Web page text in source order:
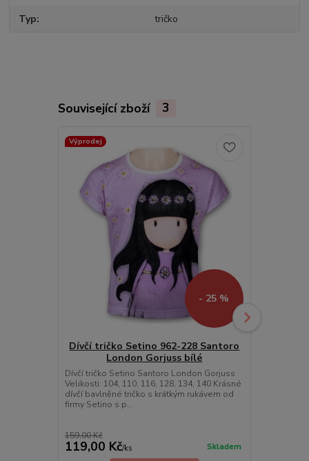
Typ tričko
Související zboží 3
Výprodej
- 25 %
Dívčí tričko Setino 962-228 Santoro
London Gorjuss bílé
Dívčí tričko Setino Santoro London Gorjuss
Velikosti: 104, 110, 116, 128, 134, 140 Krásné
dívčí bavlněné tričko s krátkým rukávem od
firmy Setino s p...
159,00 Kč
119,00 Kč/ks Skladem